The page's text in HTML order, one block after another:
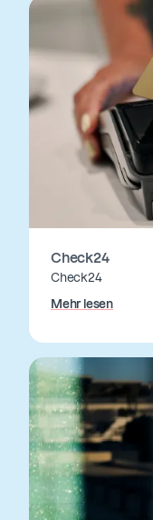
Check24
Check24
Mehr lesen